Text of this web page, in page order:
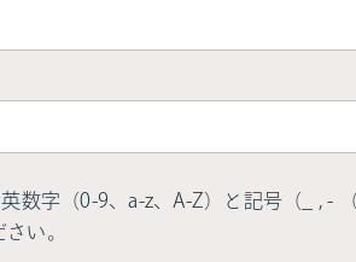
数字（0-9、a-z、A-Z）と記号（_ , -
い。